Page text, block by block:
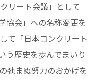
リート会議」として
協会」への名称変更を
て「日本コンクリート
う歴史を歩んでまいり
弛まぬ努力のおかげを